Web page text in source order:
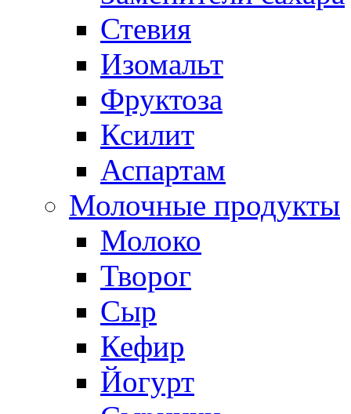
Стевия
Изомальт
Фруктоза
Ксилит
Аспартам
Молочные продукты
Молоко
Творог
Сыр
Кефир
Йогурт